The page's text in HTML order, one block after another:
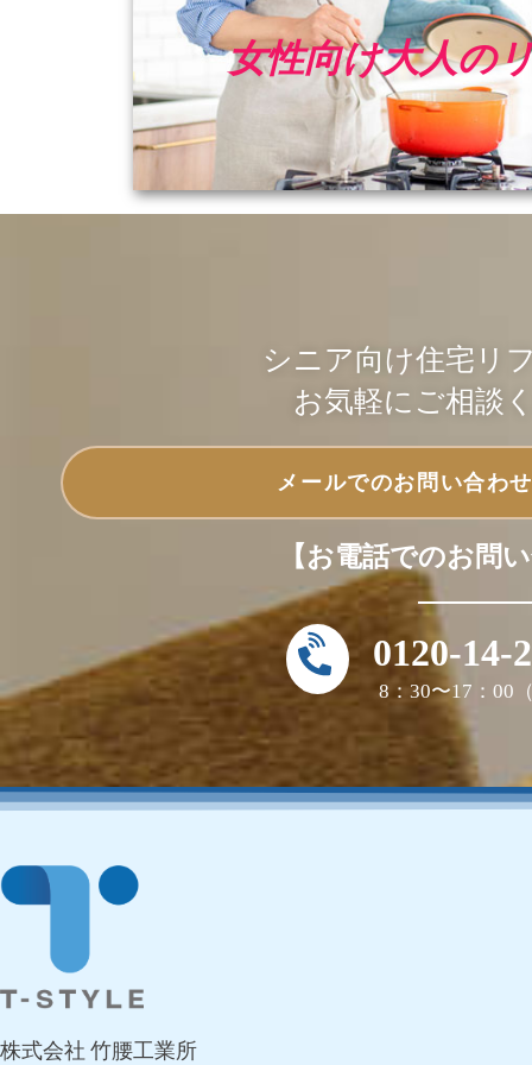
女性向け大人の
シニア向け住宅リ
お気軽にご相談
メールでのお問い合わ
【お電話でのお問
0120-14-
8：30〜17：00
株式会社 竹腰工業所